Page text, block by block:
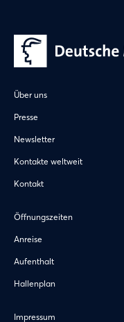
Über uns
Presse
Newsletter
Kontakte weltweit
Kontakt
Öffnungszeiten
Anreise
Aufenthalt
Hallenplan
Impressum